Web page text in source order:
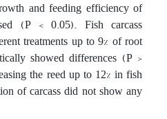
and feeding efficiency of
(P < 0.05). Fish carcass
treatments up to 9% of root
showed differences (P >
the reed up to 12% in fish
of carcass did not show any